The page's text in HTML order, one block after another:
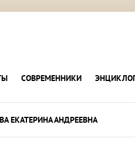
СОВРЕМЕННИКИ
ЕКАТЕРИНА АНДРЕЕВНА